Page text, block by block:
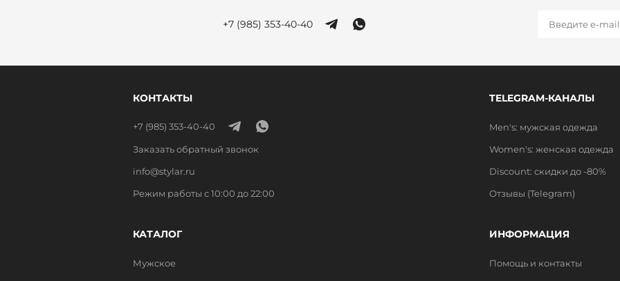
+7 (985) 353-40-40
КОНТАКТЫ
+7 (985) 353-40-40
Заказать обратный звонок
info@stylar.ru
Режим работы с 10:00 до 22:00
TELEGRAM-КАНАЛЫ
Men's: мужская одежда
Women's: женская одежда
Discount: скидки до -80%
Отзывы (Telegram)
КАТАЛОГ
Мужское
ИНФОРМАЦИЯ
Помощь и контакты